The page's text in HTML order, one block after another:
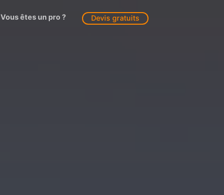
Vous êtes un pro ? Devis gratuits